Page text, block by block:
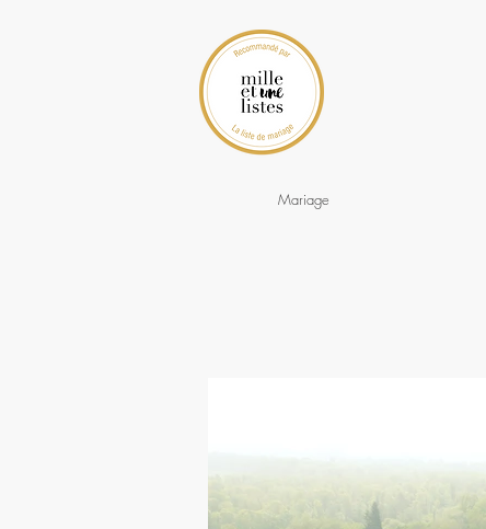
Mariage